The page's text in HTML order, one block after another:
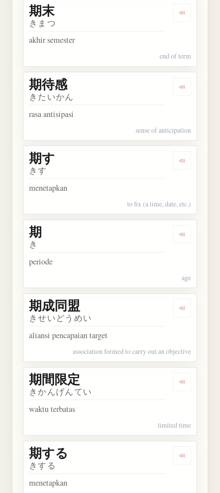
Dengarkan
期末
きまつ
akhir semester
end of term
Dengarkan
期待感
きたいかん
rasa antisipasi
sense of anticipation
Dengarkan
期す
きす
menetapkan
to fix (a time, date, etc.)
Dengarkan
期
き
periode
age
Dengarkan
期成同盟
きせいどうめい
aliansi pencapaian target
association formed to carry out an objective
Dengarkan
期間限定
きかんげんてい
waktu terbatas
limited time
Dengarkan
期する
きする
menetapkan